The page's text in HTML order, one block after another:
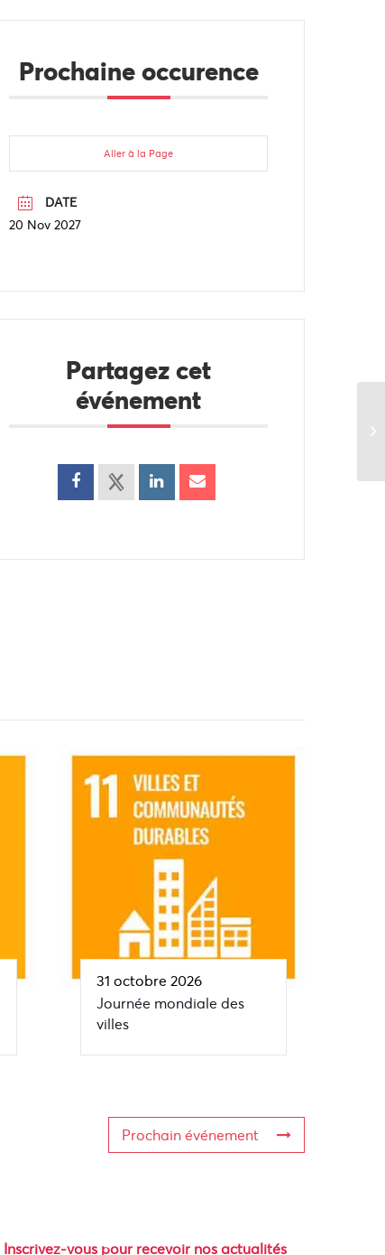
Prochaine occurence
Aller à la Page
DATE
20 Nov 2027
Partagez cet
événement
31 octobre 2026
Journée mondiale des
villes
Prochain événement
Inscrivez-vous pour recevoir nos actualités